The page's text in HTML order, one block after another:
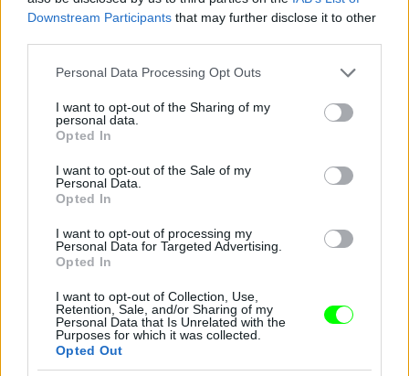
Downstream Participants that may further disclose it to other
Please note that this website/app uses one or more Google
not limited to your visit or usage behaviour. You may click to
grant or deny consent to Google and its third-party tags to
use your data for below specified purposes in below Google
consent section.
Personal Data Processing Opt Outs
I want to opt-out of the Sharing of my
personal data.
Opted In
I want to opt-out of the Sale of my
Personal Data.
Opted In
I want to opt-out of processing my
Personal Data for Targeted Advertising.
Opted In
I want to opt-out of Collection, Use,
Retention, Sale, and/or Sharing of my
Personal Data that Is Unrelated with the
Purposes for which it was collected.
Opted Out